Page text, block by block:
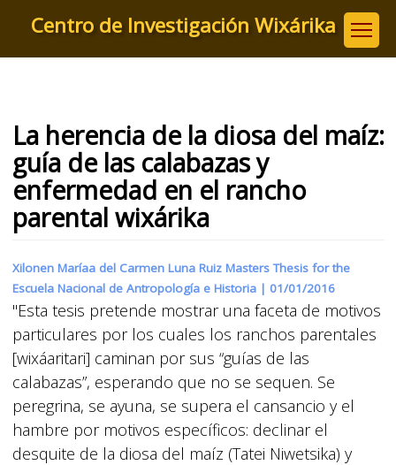
principal
Centro de Investigación Wixárika
La herencia de la diosa del maíz:
guía de las calabazas y
enfermedad en el rancho
parental wixárika
Xilonen Maríaa del Carmen Luna Ruiz Masters Thesis for the
Escuela Nacional de Antropología e Historia | 01/01/2016
"Esta tesis pretende mostrar una faceta de motivos
particulares por los cuales los ranchos parentales
[wixáaritari] caminan por sus “guías de las
calabazas”, esperando que no se sequen. Se
peregrina, se ayuna, se supera el cansancio y el
hambre por motivos específicos: declinar el
desquite de la diosa del maíz (Tatei Niwetsika) y